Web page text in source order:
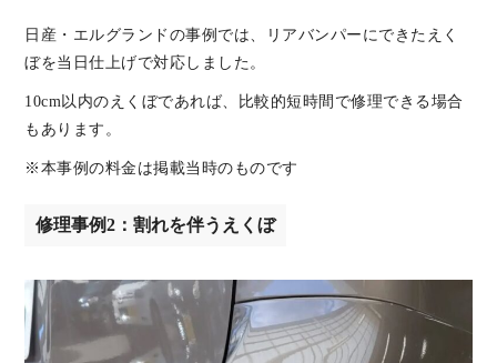
日産・エルグランドの事例では、リアバンパーにできたえく
ぼを当日仕上げで対応しました。
10cm以内のえくぼであれば、比較的短時間で修理できる場合
もあります。
※本事例の料金は掲載当時のものです
修理事例2：割れを伴うえくぼ